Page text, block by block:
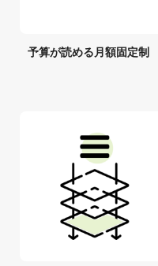
予算が読める月額固定制